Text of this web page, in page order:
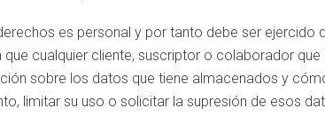
es personal y por tanto debe ser
que cualquier cliente, suscriptor o colaborador
sobre los datos que tiene almacenados y
limitar su uso o solicitar la supresión de esos